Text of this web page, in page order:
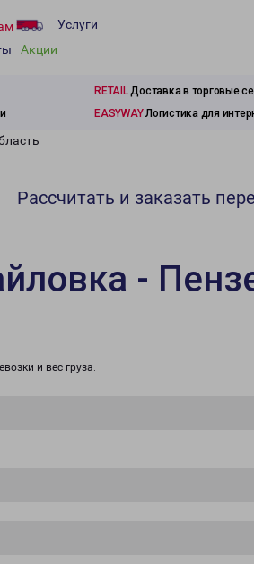
Услуги
Акции
RETAILДоставка в торговые
EASYWAYЛогистика для
Рассчитать и заказать
-
и вес груза.